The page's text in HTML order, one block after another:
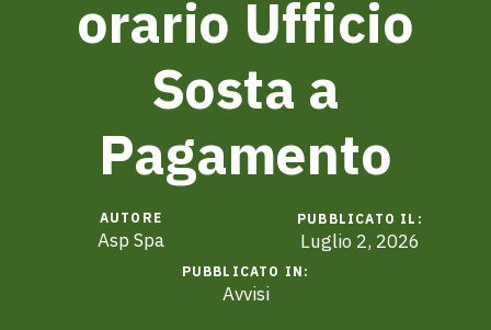
orario Ufficio
Sosta a
Pagamento
AUTORE
Asp Spa
PUBBLICATO IL:
Luglio 2, 2026
PUBBLICATO IN:
Avvisi